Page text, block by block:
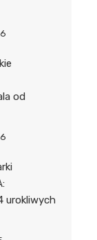
od
urokliwych